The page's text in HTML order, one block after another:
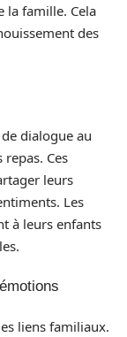
la famille. Cela
des
dialogue au
Ces
leurs
Les
à leurs enfants
liens familiaux.